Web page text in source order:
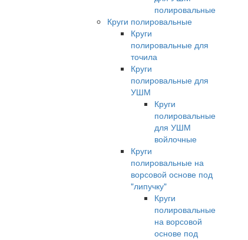
полировальные
Круги полировальные
Круги
полировальные для
точила
Круги
полировальные для
УШМ
Круги
полировальные
для УШМ
войлочные
Круги
полировальные на
ворсовой основе под
"липучку"
Круги
полировальные
на ворсовой
основе под